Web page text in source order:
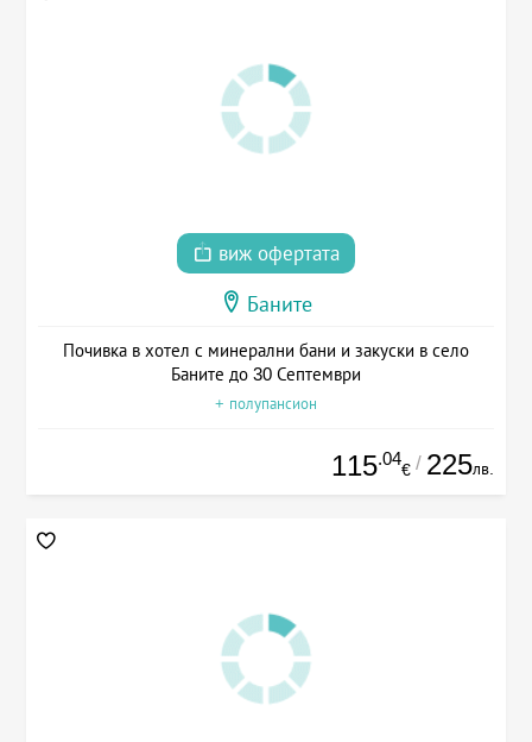
виж офертата
Баните
Почивка в хотел с минерални бани и закуски в село
Баните до 30 Септември
+ полупансион
115.04
€ / 225лв.